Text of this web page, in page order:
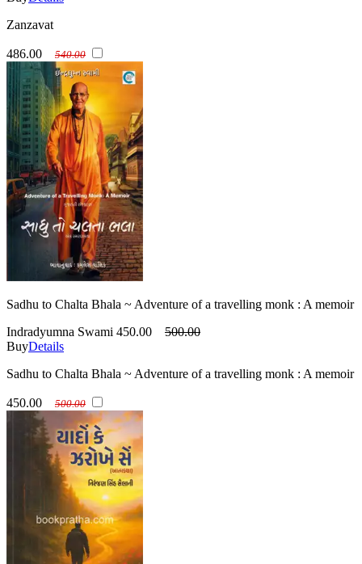
Zanzavat
486.00 540.00
Sadhu to Chalta Bhala ~ Adventure of a travelling monk : A memoir
Indradyumna Swami 450.00
500.00
BuyDetails
Sadhu to Chalta Bhala ~ Adventure of a travelling monk : A memoir
450.00 500.00